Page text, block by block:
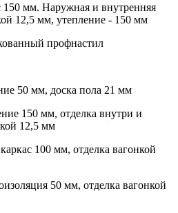
150 мм. Наружная и внутренняя
12,5 мм, утепление - 150 мм
профнастил
50 мм, доска пола 21 мм
150 мм, отделка внутри и
12,5 мм
100 мм, отделка вагонкой
50 мм, отделка вагонкой